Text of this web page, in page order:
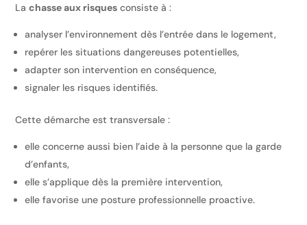
Lachasse aux risques consiste à :
analyser l’environnement dès l’entrée dans le logement,
repérer les situations dangereuses potentielles,
adapter son intervention en conséquence,
signaler les risques identifiés.
Cette démarche est transversale :
elle concerne aussi bien l’aide à la personne que la garde
d’enfants,
elle s’applique dès la première intervention,
elle favorise une posture professionnelle proactive.